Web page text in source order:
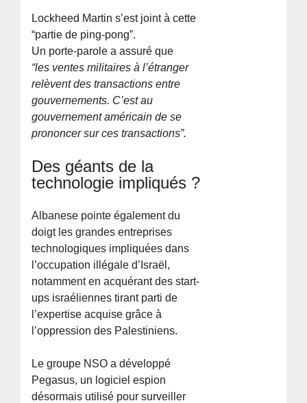
Lockheed Martin s’est joint à cette
“partie de ping-pong”.
Un porte-parole a assuré que
“les ventes militaires à l’étranger
relèvent des transactions entre
gouvernements. C’est au
gouvernement américain de se
prononcer sur ces transactions”.
Des géants de la
technologie impliqués ?
Albanese pointe également du
doigt les grandes entreprises
technologiques impliquées dans
l’occupation illégale d’Israël,
notamment en acquérant des start-
ups israéliennes tirant parti de
l’expertise acquise grâce à
l’oppression des Palestiniens.
Le groupe NSO a développé
Pegasus, un logiciel espion
désormais utilisé pour surveiller